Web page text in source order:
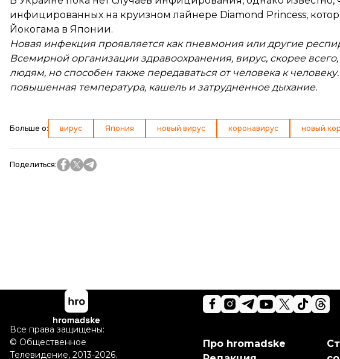
инфицированных на круизном лайнере Diamond Princess,
Йокогама в Японии.
Новая инфекция проявляется как пневмония или другие
Всемирной организации здравоохранения, вирус, скорее
людям, но способен также передаваться от человека к
повышенная температура, кашель и затрудненное дыхание.
Больше о: вирус Япония новый вирус коронавирус новый
Поделиться:
Про hromadske
Все права защищены:
© Общественное
Телевидение, 2013-2026.